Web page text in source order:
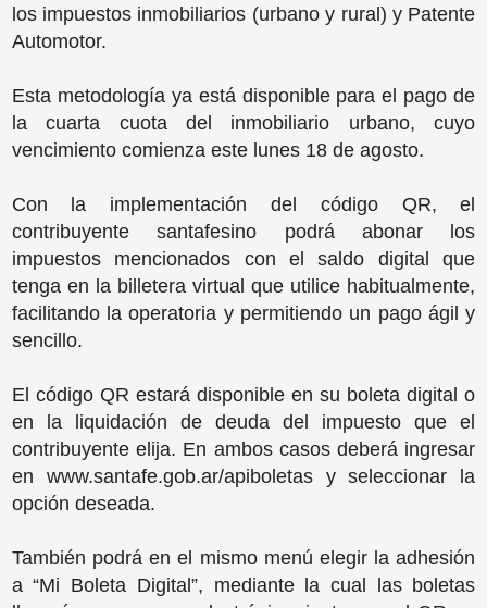
los impuestos inmobiliarios (urbano y rural) y Patente
Automotor.
Esta metodología ya está disponible para el pago de
la cuarta cuota del inmobiliario urbano, cuyo
vencimiento comienza este lunes 18 de agosto.
Con la implementación del código QR, el
contribuyente santafesino podrá abonar los
impuestos mencionados con el saldo digital que
tenga en la billetera virtual que utilice habitualmente,
facilitando la operatoria y permitiendo un pago ágil y
sencillo.
El código QR estará disponible en su boleta digital o
en la liquidación de deuda del impuesto que el
contribuyente elija. En ambos casos deberá ingresar
en www.santafe.gob.ar/apiboletas y seleccionar la
opción deseada.
También podrá en el mismo menú elegir la adhesión
a “Mi Boleta Digital”, mediante la cual las boletas